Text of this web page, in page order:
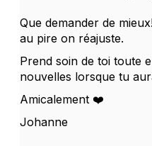
Que demander de
au pire on réajuste.
Prend soin de toi toute
nouvelles lorsque tu
Amicalement ❤️
Johanne